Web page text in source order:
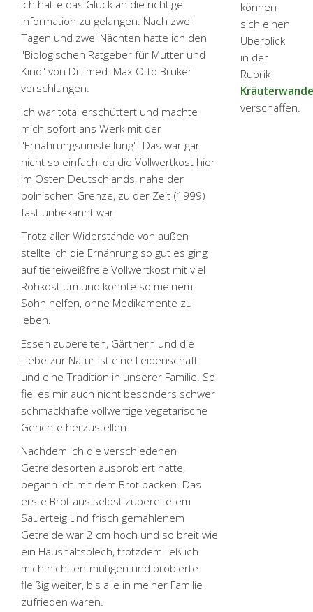
Ich hatte das Glück an die richtige
Information zu gelangen. Nach zwei
Tagen und zwei Nächten hatte ich den
"Biologischen Ratgeber für Mutter und
Kind" von Dr. med. Max Otto Bruker
verschlungen.
Ich war total erschüttert und machte
mich sofort ans Werk mit der
"Ernährungs­umstellung". Das war gar
nicht so einfach, da die Vollwertkost hier
im Osten Deutschlands, nahe der
polnischen Grenze, zu der Zeit (1999)
fast unbekannt war.
Trotz aller Widerstände von außen
stellte ich die Ernährung so gut es ging
auf tier­eiweiß­freie Vollwertkost mit viel
Rohkost um und konnte so meinem
Sohn helfen, ohne Medikamente zu
leben.
Essen zubereiten, Gärtnern und die
Liebe zur Natur ist eine Leidenschaft
und eine Tradition in unserer Familie. So
fiel es mir auch nicht besonders schwer
schmackhafte vollwertige vegetarische
Gerichte herzustellen.
Nachdem ich die verschiedenen
Getreide­sorten ausprobiert hatte,
begann ich mit dem Brot backen. Das
erste Brot aus selbst zubereitetem
Sauer­teig und frisch gemahlenem
Getreide war 2 cm hoch und so breit wie
ein Haushalts­blech, trotzdem ließ ich
mich nicht entmutigen und probierte
fleißig weiter, bis alle in meiner Familie
zufrieden waren.
können
sich einen
Überblick
in der
Rubrik
verschaffen.